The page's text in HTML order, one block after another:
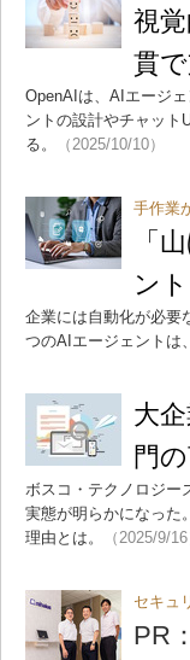
視
貫
OpenAIは、AIエージ
ントの設計やチャット
る。
（2025/10/10）
手作業
「
ン
企業には自動化が必要
つのAIエージェントは
大
門
ボスコ・テクノロジー
実態が明らかになった
理由とは。
（2025/9/16
セキュ
PR：